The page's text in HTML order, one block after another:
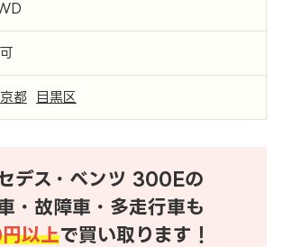
都 目黒区
デス・ベンツ 300Eの
・故障車・多走行車も
以上で買い取ります！